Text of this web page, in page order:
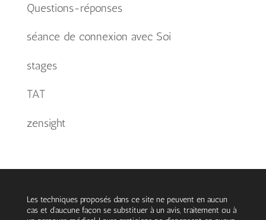
Questions-réponses
séance de connexion avec Soi
stages
TAT
zensight
Les techniques proposés dans ce site ne peuvent en aucun
cas et d’aucune façon se substituer à un avis, traitement ou à